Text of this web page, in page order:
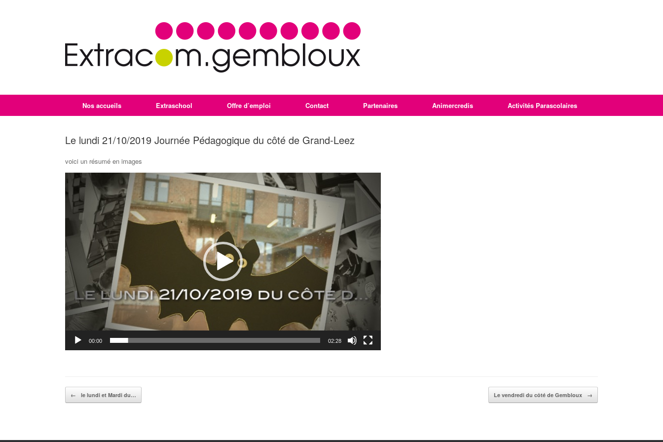
Nos accueils Extraschool Offre d’emploi Contact Partenaires Animercredis Activités Parascolaires
Le lundi 21/10/2019 Journée Pédagogique du côté de Grand-Leez
voici un résumé en images
Lecteur
vidéo
00:00 02:28
Post navigation
← le lundi et Mardi du… Le vendredi du côté de Gembloux →